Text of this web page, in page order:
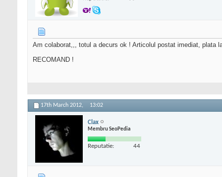
Am colaborat,,, totul a decurs ok ! Articolul postat imediat, plata
RECOMAND !
17th March 2012, 13:02
Clax
Membru SeoPedia
Reputatie: 44